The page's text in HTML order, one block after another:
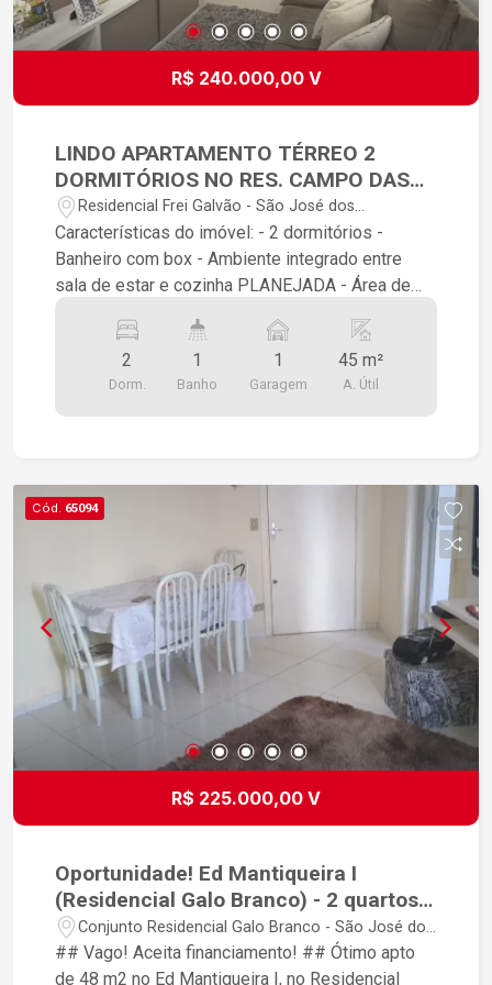
R$ 240.000,00 V
LINDO APARTAMENTO TÉRREO 2
DORMITÓRIOS NO RES. CAMPO DAS
ACÁCIAS
Residencial Frei Galvão - São José dos
Campos/SP
Características do imóvel: - 2 dormitórios -
Banheiro com box - Ambiente integrado entre
sala de estar e cozinha PLANEJADA - Área de
possui: - Quadra - Playground - Academia ao ar
livre - Churrasqueira - Mini mercado Diferenciais:
- Imóvel com pintura nova - Banheiro com box,
2
Dorm.
1
Banho
1
Garagem
45 m²
A. Útil
Cód. 65094
R$ 225.000,00 V
Oportunidade! Ed Mantiqueira I
(Residencial Galo Branco) - 2 quartos /
1 vaga / 1° andar
Conjunto Residencial Galo Branco - São José dos
Campos/SP
## Vago! Aceita financiamento! ## Ótimo apto
de 48 m2 no Ed Mantiqueira I, no Residencial